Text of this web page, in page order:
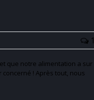
1
que notre alimentation a sur
! Après tout, nous